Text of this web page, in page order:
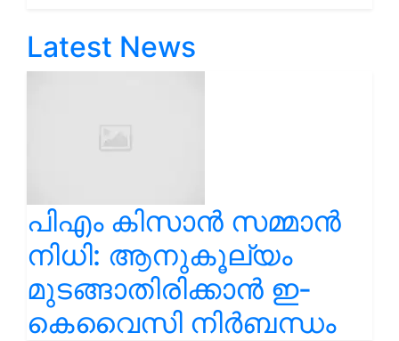
Latest News
പിഎം കിസാൻ സമ്മാൻ
നിധി: ആനുകൂല്യം
മുടങ്ങാതിരിക്കാൻ ഇ-
കെവൈസി നിർബന്ധം